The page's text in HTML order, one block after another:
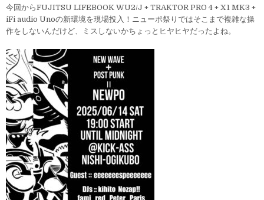
今回からFUJITSU LIFEBOOK WU2/J + TRAKTOR PRO 4 + X1 MK3 +
iFi audio Unoの新環境を現場投入！ニューポ祭りではそこまで複雑な操
作をしないんだけど、ミスしないかちょっとヒヤヒヤだったよね。